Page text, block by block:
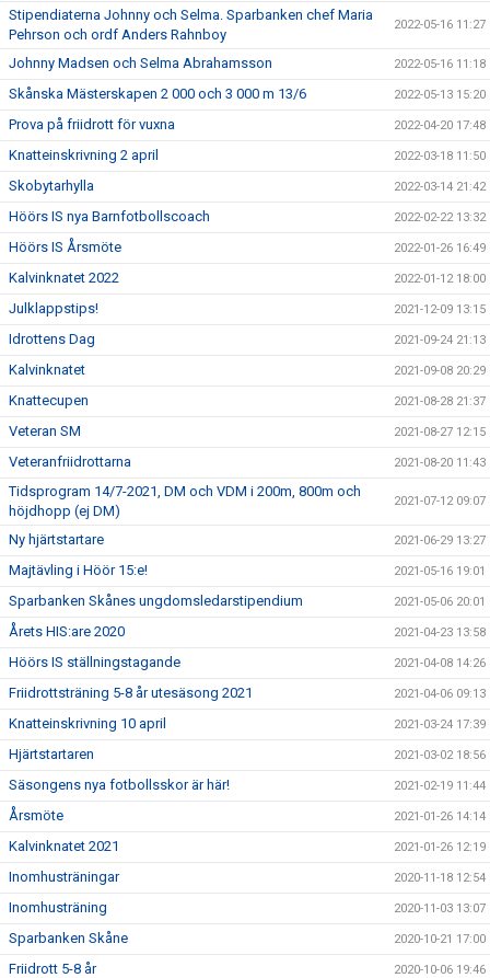
Stipendiaterna Johnny och Selma. Sparbanken chef Maria
Pehrson och ordf Anders Rahnboy
2022-05-16 11:27
Johnny Madsen och Selma Abrahamsson 2022-05-16 11:18
Skånska Mästerskapen 2 000 och 3 000 m 13/6 2022-05-13 15:20
Prova på friidrott för vuxna 2022-04-20 17:48
Knatteinskrivning 2 april 2022-03-18 11:50
Skobytarhylla 2022-03-14 21:42
Höörs IS nya Barnfotbollscoach 2022-02-22 13:32
Höörs IS Årsmöte 2022-01-26 16:49
Kalvinknatet 2022 2022-01-12 18:00
Julklappstips! 2021-12-09 13:15
Idrottens Dag 2021-09-24 21:13
Kalvinknatet 2021-09-08 20:29
Knattecupen 2021-08-28 21:37
Veteran SM 2021-08-27 12:15
Veteranfriidrottarna 2021-08-20 11:43
Tidsprogram 14/7-2021, DM och VDM i 200m, 800m och
höjdhopp (ej DM)
2021-07-12 09:07
Ny hjärtstartare 2021-06-29 13:27
Majtävling i Höör 15:e! 2021-05-16 19:01
Sparbanken Skånes ungdomsledarstipendium 2021-05-06 20:01
Årets HIS:are 2020 2021-04-23 13:58
Höörs IS ställningstagande 2021-04-08 14:26
Friidrottsträning 5-8 år utesäsong 2021 2021-04-06 09:13
Knatteinskrivning 10 april 2021-03-24 17:39
Hjärtstartaren 2021-03-02 18:56
Säsongens nya fotbollsskor är här! 2021-02-19 11:44
Årsmöte 2021-01-26 14:14
Kalvinknatet 2021 2021-01-26 12:19
Inomhusträningar 2020-11-18 12:54
Inomhusträning 2020-11-03 13:07
Sparbanken Skåne 2020-10-21 17:00
Friidrott 5-8 år 2020-10-06 19:46